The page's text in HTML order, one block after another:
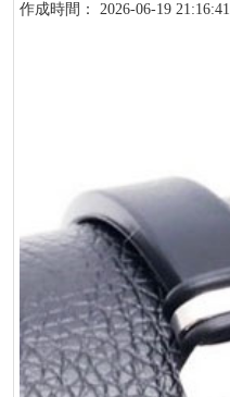
作成時間： 2026-06-19 21:16:41